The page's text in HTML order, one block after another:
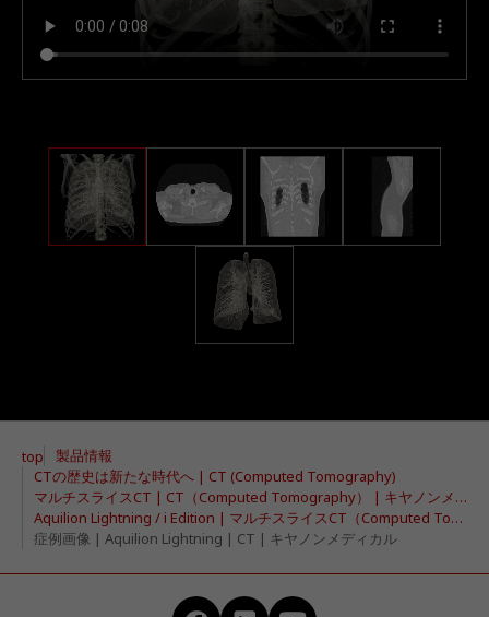
top
製品情報
CTの歴史は新たな時代へ | CT (Computed Tomography)
マルチスライスCT | CT（Computed Tomography） | キヤノンメディカルシステムズ
Aquilion Lightning / i Edition | マルチスライスCT（Computed Tomography） | キヤノンメディカルシステムズ
症例画像 | Aquilion Lightning | CT | キヤノンメディカル